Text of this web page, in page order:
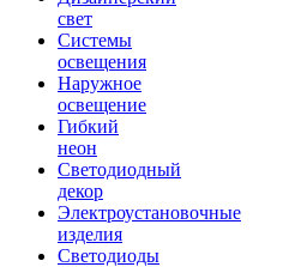
свет
Системы
освещения
Наружное
освещение
Гибкий
неон
Светодиодный
декор
Электроустановочные
изделия
Светодиоды